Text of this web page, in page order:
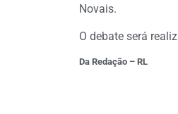
Novais.
O debate será
Da Redação – RL